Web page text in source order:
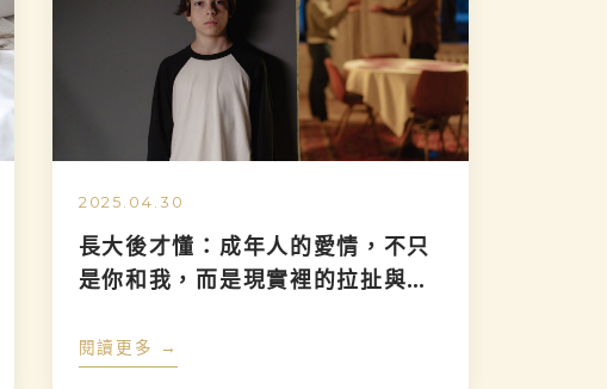
2025.04.30
長大後才懂：成年人的愛情，不只
是你和我，而是現實裡的拉扯與選
閱讀更多 →